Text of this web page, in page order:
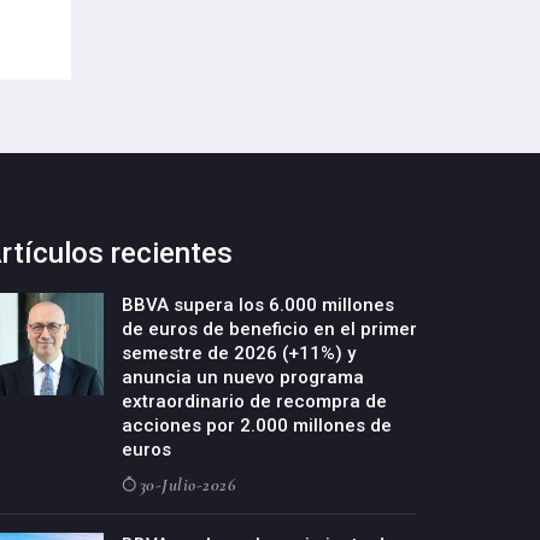
recientes
BBVA supera los 6.000 millones
de euros de beneficio en el primer
semestre de 2026 (+11%) y
anuncia un nuevo programa
extraordinario de recompra de
acciones por 2.000 millones de
euros
30-Julio-2026